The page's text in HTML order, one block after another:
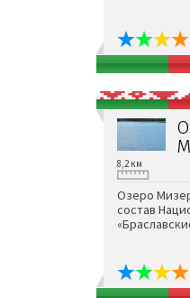
8,2 км
Озеро
состав